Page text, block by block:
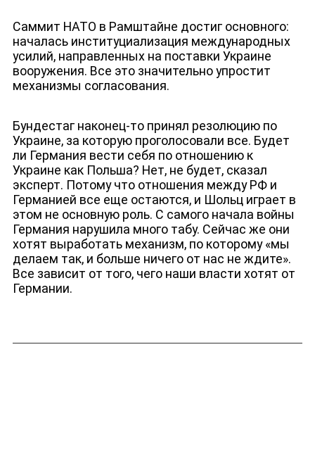
ЛИЦА КАНАЛА
Саммит НАТО в Рамштайне достиг основного:
началась институциализация международных
усилий, направленных на поставки Украине
вооружения. Все это значительно упростит
механизмы согласования.
Бундестаг наконец-то принял резолюцию по
Украине, за которую проголосовали все. Будет
ли Германия вести себя по отношению к
Украине как Польша? Нет, не будет, сказал
эксперт. Потому что отношения между РФ и
Германией все еще остаются, и Шольц играет в
этом не основную роль. С самого начала войны
Германия нарушила много табу. Сейчас же они
хотят выработать механизм, по которому «мы
делаем так, и больше ничего от нас не ждите».
Все зависит от того, чего наши власти хотят от
Германии.